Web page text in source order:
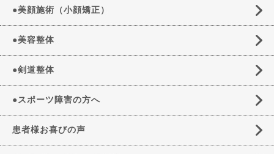
●美顔施術（小顔矯正）
●美容整体
●剣道整体
●スポーツ障害の方へ
患者様お喜びの声